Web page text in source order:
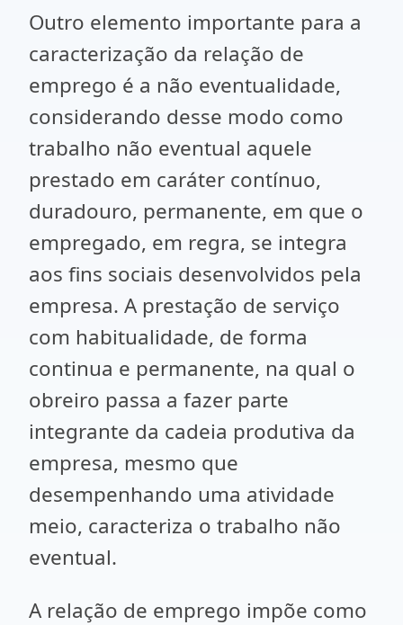
Outro elemento importante para a
caracterização da relação de
emprego é a não eventualidade,
considerando desse modo como
trabalho não eventual aquele
prestado em caráter contínuo,
duradouro, permanente, em que o
empregado, em regra, se integra
aos fins sociais desenvolvidos pela
empresa. A prestação de serviço
com habitualidade, de forma
continua e permanente, na qual o
obreiro passa a fazer parte
integrante da cadeia produtiva da
empresa, mesmo que
desempenhando uma atividade
meio, caracteriza o trabalho não
eventual.
A relação de emprego impõe como